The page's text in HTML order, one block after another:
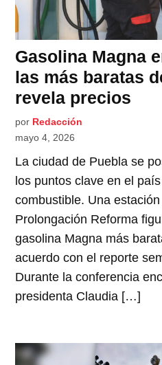
Gasolina Magna
las más baratas
revela precios
por Redacción
mayo 4, 2026
La ciudad de Puebla se
los puntos clave en el
combustible. Una
Prolongación Reforma
gasolina Magna más
acuerdo con el reporte
Durante la conferencia
presidenta Claudia […]